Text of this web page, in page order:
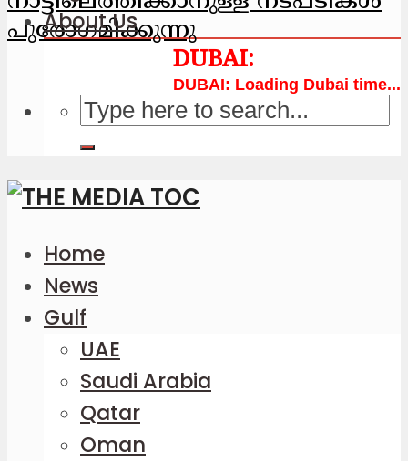
പുരോഗമിക്കുന്നു
Loading Dubai time...
About Us
Home
News
Gulf
UAE
Saudi Arabia
Qatar
Oman